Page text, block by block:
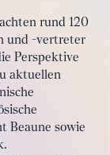
rund 120
und -vertreter
Perspektive
aktuellen
Beaune sowie